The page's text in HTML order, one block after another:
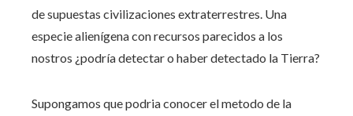
de supuestas civilizaciones extraterrestres. Una
especie alienígena con recursos parecidos a los
nostros ¿podría detectar o haber detectado la Tierra?
Supongamos que podria conocer el metodo de la